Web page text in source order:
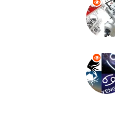
Evlilik
Bebek